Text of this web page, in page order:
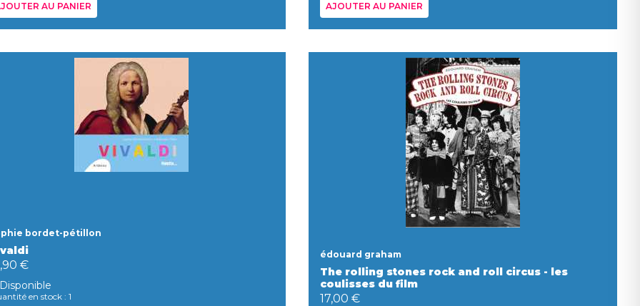
AU PANIER AJOUTER AU PANIER
bordet-pétillon
€
Disponible
en stock : 1
édouard graham
The rolling stones rock and roll circus - les
coulisses du film
17,00 €